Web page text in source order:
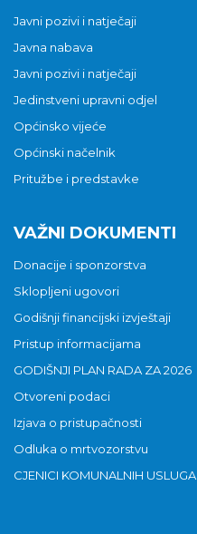
Javni pozivi i natječaji
Javna nabava
Javni pozivi i natječaji
Jedinstveni upravni odjel
Općinsko vijeće
Općinski načelnik
Pritužbe i predstavke
VAŽNI DOKUMENTI
Donacije i sponzorstva
Sklopljeni ugovori
Godišnji financijski izvještaji
Pristup informacijama
GODIŠNJI PLAN RADA ZA 2026
Otvoreni podaci
Izjava o pristupačnosti
Odluka o mrtvozorstvu
CJENICI KOMUNALNIH USLUGA